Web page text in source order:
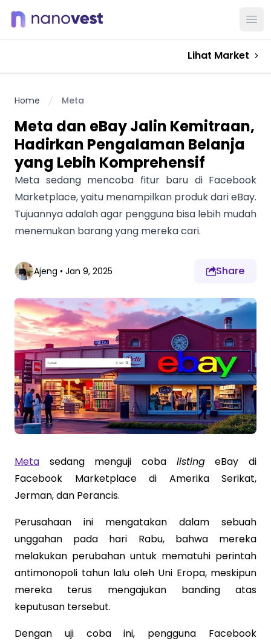
Lihat Market
Home Meta
Meta dan eBay Jalin Kemitraan,
Hadirkan Pengalaman Belanja
yang Lebih Komprehensif
Meta sedang mencoba fitur baru di Facebook
Marketplace, yaitu menampilkan produk dari eBay.
Tujuannya adalah agar pengguna bisa lebih mudah
menemukan barang yang mereka cari.
Ajeng • Jan 9, 2025 Share
Meta sedang menguji coba listingeBay di
Facebook Marketplace di Amerika Serikat,
Jerman, dan Perancis.
Perusahaan ini mengatakan dalam sebuah
unggahan pada hari Rabu, bahwa mereka
melakukan perubahan untuk mematuhi perintah
antimonopoli tahun lalu oleh Uni Eropa, meskipun
mereka terus mengajukan banding atas
keputusan tersebut.
Dengan uji coba ini, pengguna Facebook